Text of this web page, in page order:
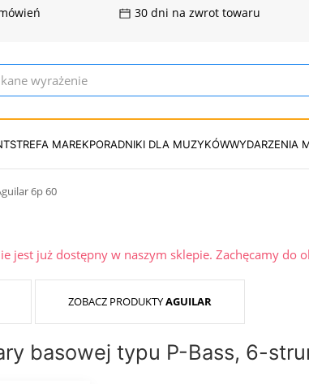
30 dni na zwrot towaru
STREFA MAREKPORADNIKI DLA MUZYKÓWWYDARZENIA
6p 60
jest już dostępny w naszym sklepie. Zachęcamy
ZOBACZ PRODUKTYAGUILAR
basowej typu P-Bass, 6-